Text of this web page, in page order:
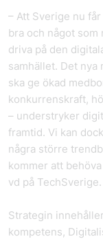
– Att Sverige nu
bra och något som
driva på den
samhället. Det nya
ska ge ökad
konkurrenskraft,
– understryker
framtid. Vi kan
några större
kommer att
vd på TechSverige.
Strategin
kompetens,